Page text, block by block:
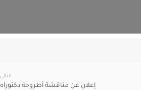
التالي
إعلان عن مناقشة أطروحة دكتوراه